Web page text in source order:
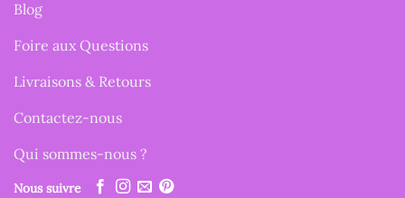
Blog
Foire aux Questions
Livraisons & Retours
Contactez-nous
Qui sommes-nous ?
Nous suivre